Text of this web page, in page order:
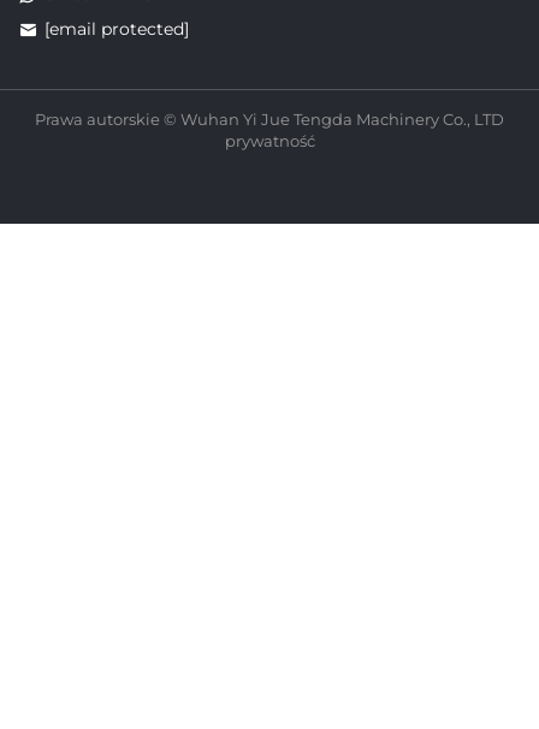
[email protected]
Prawa autorskie © Wuhan Yi Jue Tengda Machinery Co., LTD
prywatność